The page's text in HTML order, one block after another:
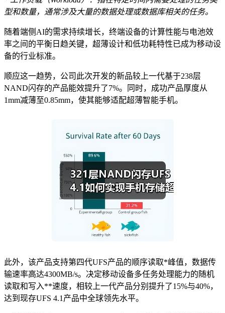
型和数量，通常涉及大量的数据处理或数据库相关的任务。
随着端侧AI的需求持续增长，终端设备的计算性能与电池效
率之间的平衡日趋关键，超薄设计和低功耗特性已成为移动设
备的行业标准。
顺应这一趋势，公司此次开发的新品较上一代基于238层
NAND闪存的产品能效提升了7%。同时，成功产品厚度从
1mm减薄至0.85mm，使其能够适配超薄智能手机。
此外，该产品支持第四代UFS产品的顺序读取*峰值，数据传
输速率高达4300MB/s。决定移动设备多任务处理能力的随机
读取和写入**速度，相较上一代产品分别提升了15%与40%，
达到现存UFS 4.1产品中全球领先水平。